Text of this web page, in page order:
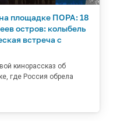
площадке ПОРА: 18
остров: колыбель
встреча с
кинорассказ об
где Россия обрела